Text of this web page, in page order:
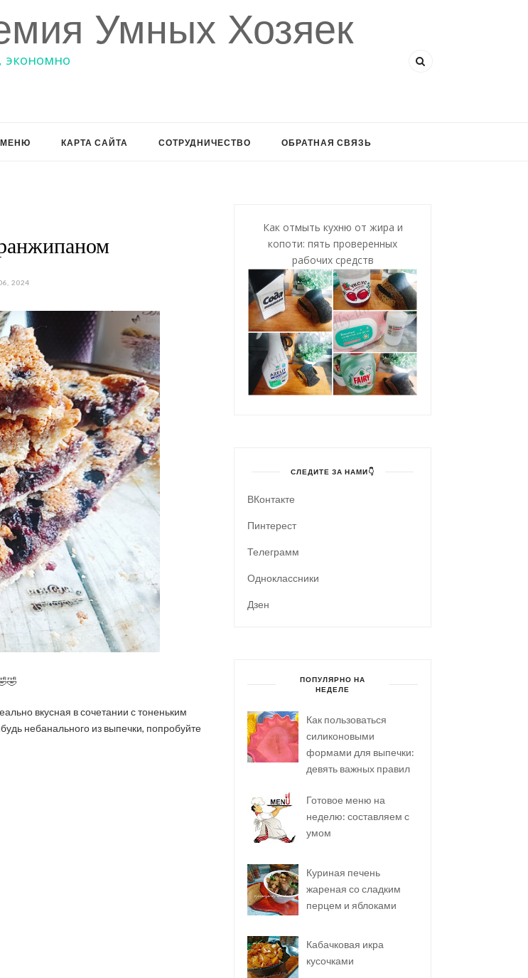
Умных Хозяек
экономно
МЕНЮ КАРТА САЙТА СОТРУДНИЧЕСТВО ОБРАТНАЯ СВЯЗЬ
2024
вкусная в сочетании с тоненьким
небанального из выпечки, попробуйте
Как отмыть кухню от жира и
копоти: пять проверенных
рабочих средств
СЛЕДИТЕ ЗА НАМИ👇
ВКонтакте
Пинтерест
Телеграмм
Одноклассники
Дзен
ПОПУЛЯРНО НА
НЕДЕЛЕ
Как пользоваться
силиконовыми
формами для выпечки:
девять важных правил
Готовое меню на
неделю: составляем с
умом
Куриная печень
жареная со сладким
перцем и яблоками
Кабачковая икра
кусочками